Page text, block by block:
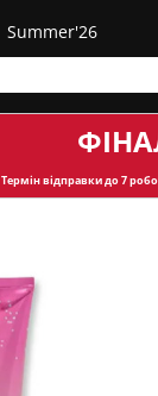
Summer'26
Термін відправкидо 7